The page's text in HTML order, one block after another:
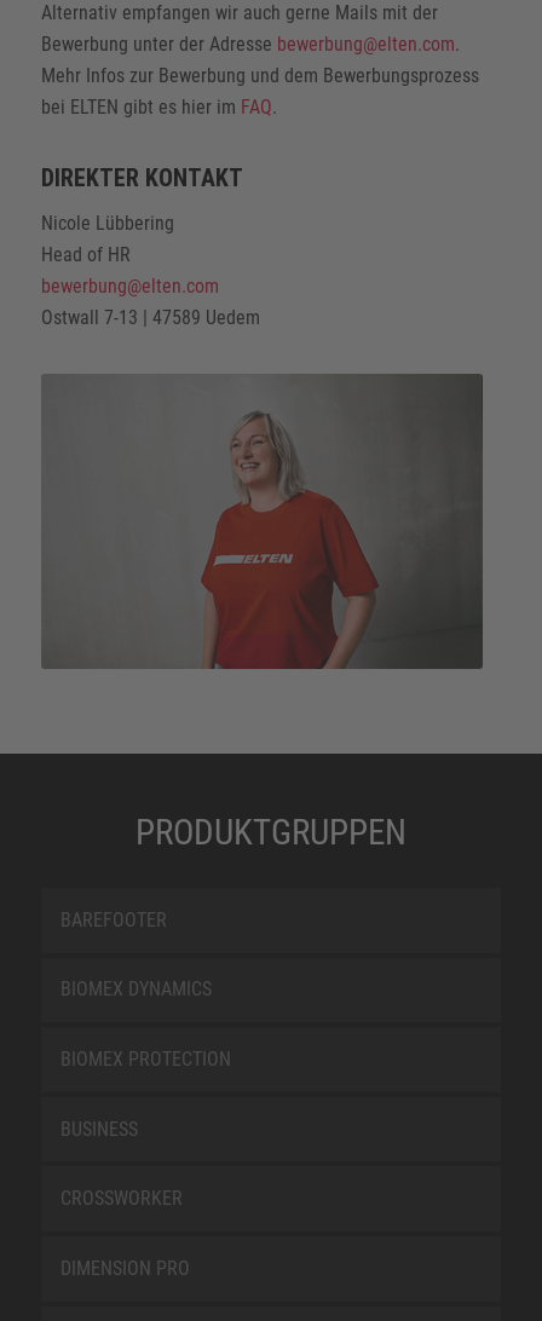
Alternativ empfangen wir auch gerne Mails mit der
Bewerbung unter der Adresse bewerbung@elten.com.
Mehr Infos zur Bewerbung und dem Bewerbungsprozess
bei ELTEN gibt es hier im FAQ.
DIREKTER KONTAKT
Nicole Lübbering
Head of HR
bewerbung@elten.com
Ostwall 7-13 | 47589 Uedem
PRODUKTGRUPPEN
BAREFOOTER
BIOMEX DYNAMICS
BIOMEX PROTECTION
BUSINESS
CROSSWORKER
DIMENSION PRO